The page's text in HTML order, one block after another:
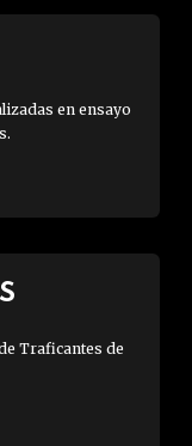
en ensayo
Traficantes de